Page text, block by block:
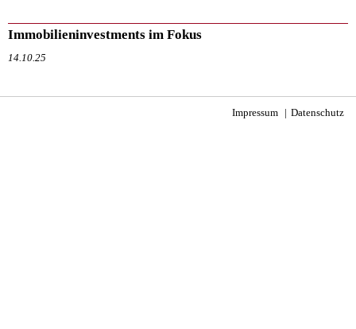
Immobilieninvestments im Fokus
14.10.25
Impressum Datenschutz